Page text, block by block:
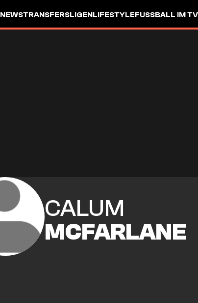
NEWSTRANSFERSLIGENLIFESTYLEFUSSBALL IM TV
CALUM
MCFARLANE